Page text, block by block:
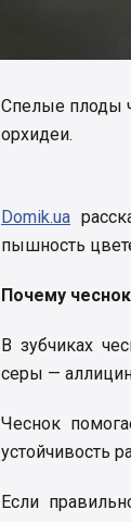
Спелые плоды
орхидеи.
Domik.ua
пышность
Почему
В зубчиках
серы —
Чеснок
устойчивость
Если